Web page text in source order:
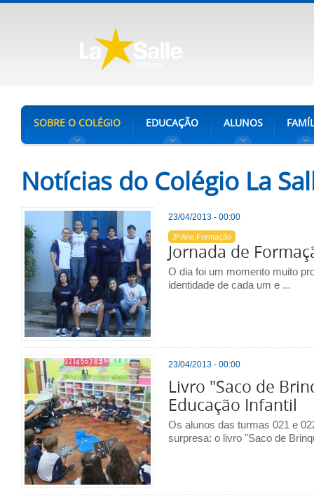
SOBRE O COLÉGIO EDUCAÇÃO ALUNOS
Notícias do Colégio La
23/04/2013 - 00:00
3º Ano,Formação
Jornada de
O dia foi um momento muito
identidade de cada um e ...
23/04/2013 - 00:00
Livro "Saco de
Educação Infantil
Os alunos das turmas 021 e
surpresa: o livro "Saco de